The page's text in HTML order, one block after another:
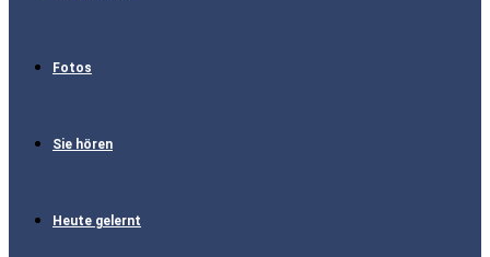
Fotos
Sie hören
Heute gelernt